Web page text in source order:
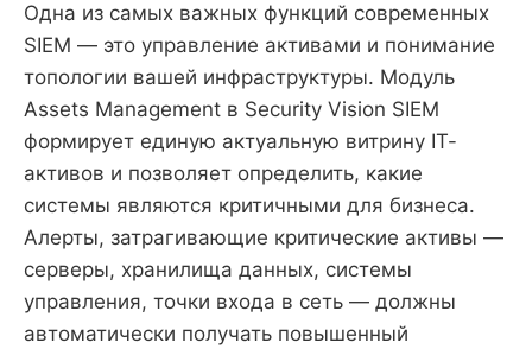
Одна из самых важных функций современных
SIEM — это управление активами и понимание
топологии вашей инфраструктуры. Модуль
Assets Management в Security Vision SIEM
формирует единую актуальную витрину IT-
активов и позволяет определить, какие
системы являются критичными для бизнеса.
Алерты, затрагивающие критические активы —
серверы, хранилища данных, системы
управления, точки входа в сеть — должны
автоматически получать повышенный